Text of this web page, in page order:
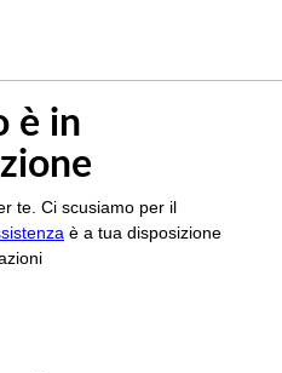
è in
te. Ci scusiamo per il
è a tua disposizione